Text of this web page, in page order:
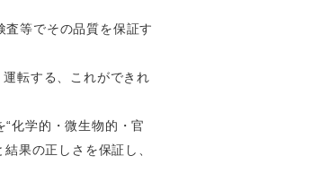
等でその品質を保証す
転する、これができれ
化学的・微生物的・官
果の正しさを保証し、